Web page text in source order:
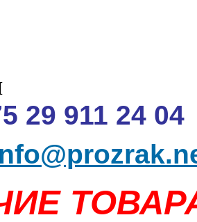
29 911 24 04